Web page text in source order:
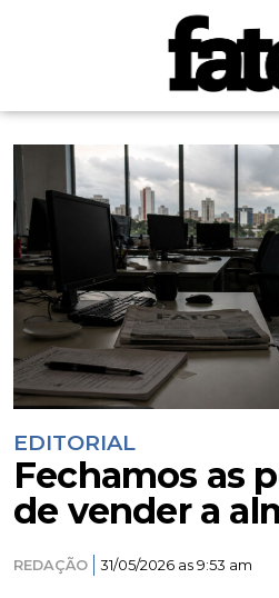
EDITORIAL
Fechamos as
de vender a
REDAÇÃO 31/05/2026 as 9:53 am